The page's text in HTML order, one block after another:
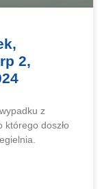
2,
z
którego doszło